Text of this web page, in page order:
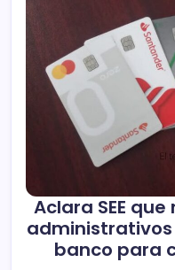
Aclara SEE
banco para